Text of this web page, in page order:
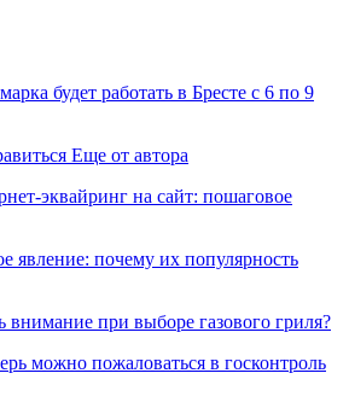
будет работать в Бресте с 6 по 9
Еще от автора
эквайринг на сайт: пошаговое
явление: почему их популярность
внимание при выборе газового гриля?
можно пожаловаться в госконтроль